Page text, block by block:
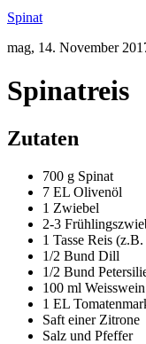
Spinat
mag, 14. November
Spinatreis
Zutaten
700 g Spinat
7 EL Olivenöl
1 Zwiebel
2-3
1 Tasse Reis
1/2 Bund Dill
1/2 Bund
100 ml Weisswein
1 EL
Saft einer Zitrone
Salz und Pfeffer